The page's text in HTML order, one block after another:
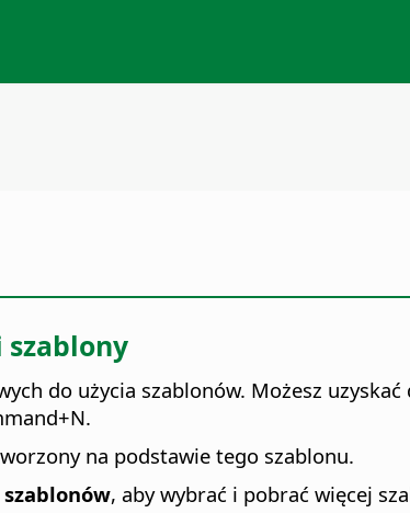
szablony
do użycia szablonów. Możesz
+N.
na podstawie tego szablonu.
, aby wybrać i pobrać więcej